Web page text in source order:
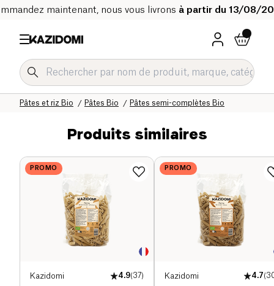
maintenant, nous vous livrons à partir du 13/08/
Pâtes semi-complètes Bio
Pâtes Bio
Pâtes et riz Bio
Epicerie salée Bio
Notre catalogue bio
Accueil
Produits similaires
PROMO
Kazidomi 4.9(37)
PROMO
Kazidomi 4.7(